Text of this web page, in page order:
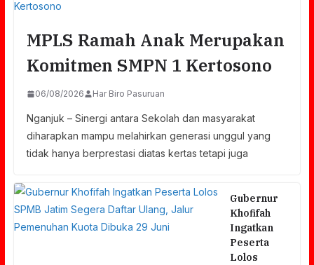
MPLS Ramah Anak Merupakan
Komitmen SMPN 1 Kertosono
06/08/2026 Har Biro Pasuruan
Nganjuk – Sinergi antara Sekolah dan masyarakat
diharapkan mampu melahirkan generasi unggul yang
tidak hanya berprestasi diatas kertas tetapi juga
Gubernur
Khofifah
Ingatkan
Peserta
Lolos